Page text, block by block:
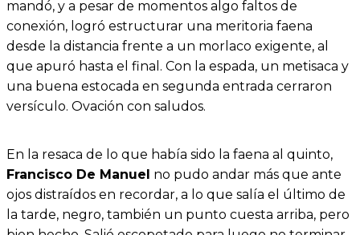
mandó, y a pesar de momentos algo faltos de
conexión, logró estructurar una meritoria faena
desde la distancia frente a un morlaco exigente, al
que apuró hasta el final. Con la espada, un metisaca y
una buena estocada en segunda entrada cerraron
versículo. Ovación con saludos.
En la resaca de lo que había sido la faena al quinto,
Francisco De Manuel no pudo andar más que ante
ojos distraídos en recordar, a lo que salía el último de
la tarde, negro, también un punto cuesta arriba, pero